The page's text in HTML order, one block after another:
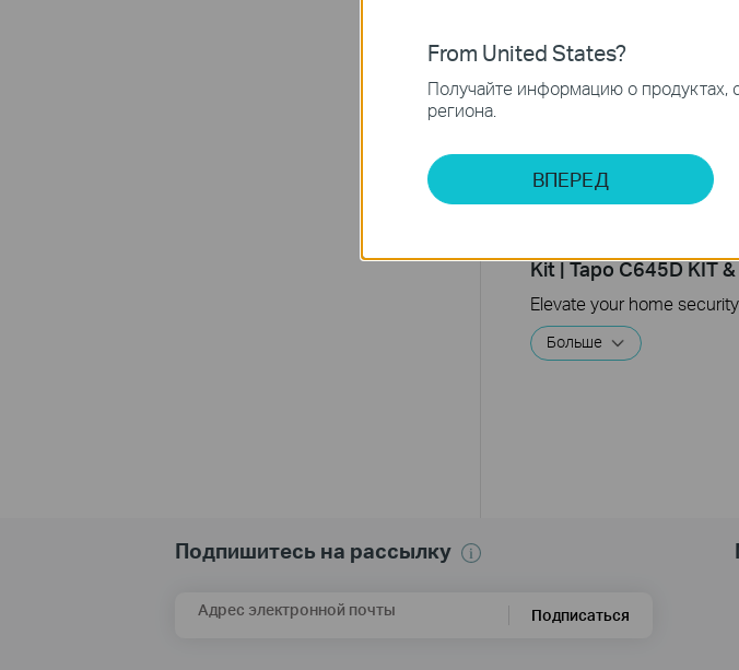
Kit | Tapo C645D KIT
Больше
Подпишитесь на рассылку
Адрес электронной почты Подписаться
From United States?
Получайте информацию о продуктах,
региона.
ВПЕРЕД